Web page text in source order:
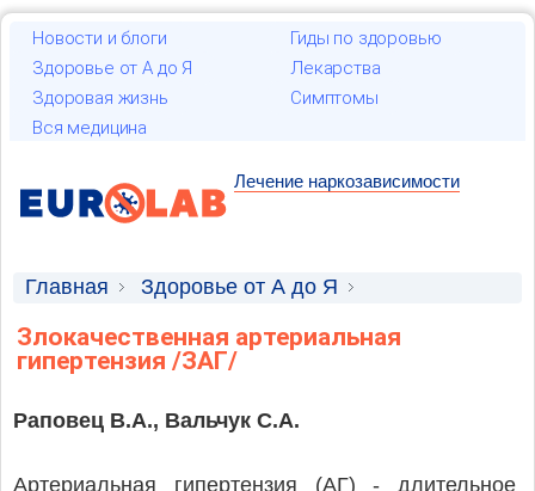
Новости и блоги
Гиды по здоровью
Здоровье от А до Я
Лекарства
Здоровая жизнь
Симптомы
Вся медицина
Лечение наркозависимости
Главная
Здоровье от А до Я
Научные статьи
Злокачественная артериальная
гипертензия /ЗАГ/
Раповец В.А., Вальчук С.А.
Артериальная гипертензия (АГ) - длительное